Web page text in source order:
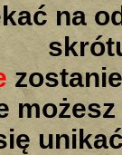
na